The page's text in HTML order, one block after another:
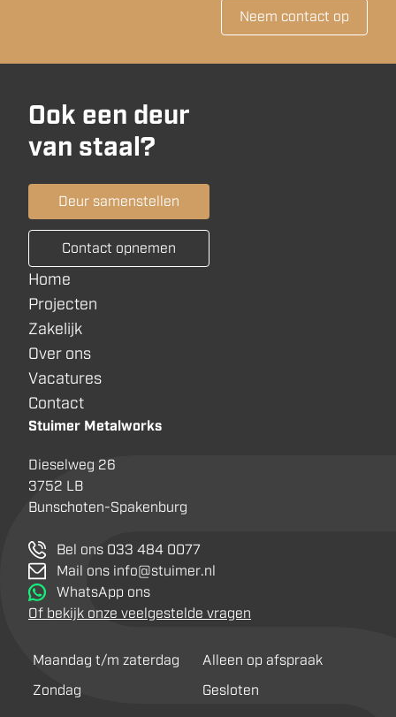
Neem contact op
Ook een deur
van staal?
Deur samenstellen
Contact opnemen
Home
Projecten
Zakelijk
Over ons
Vacatures
Contact
Stuimer Metalworks
Dieselweg 26
3752 LB
Bunschoten-Spakenburg
Bel ons 033 484 0077
Mail ons info@stuimer.nl
WhatsApp ons
Of bekijk onze veelgestelde vragen
Maandag t/m zaterdag
Alleen op afspraak
Zondag
Gesloten